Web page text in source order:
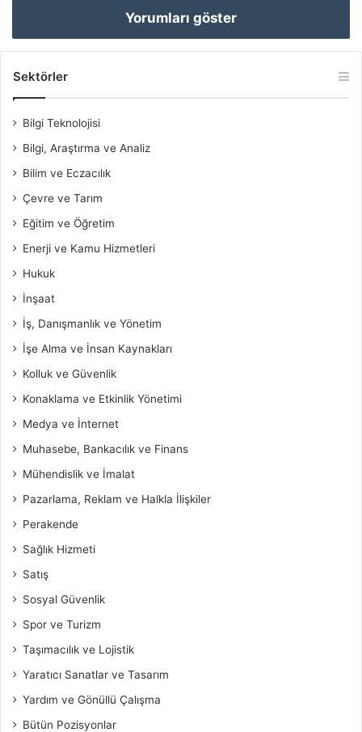
Yorumları göster
Sektörler
Bilgi Teknolojisi
Bilgi, Araştırma ve Analiz
Bilim ve Eczacılık
Çevre ve Tarım
Eğitim ve Öğretim
Enerji ve Kamu Hizmetleri
Hukuk
İnşaat
İş, Danışmanlık ve Yönetim
İşe Alma ve İnsan Kaynakları
Kolluk ve Güvenlik
Konaklama ve Etkinlik Yönetimi
Medya ve İnternet
Muhasebe, Bankacılık ve Finans
Mühendislik ve İmalat
Pazarlama, Reklam ve Halkla İlişkiler
Perakende
Sağlık Hizmeti
Satış
Sosyal Güvenlik
Spor ve Turizm
Taşımacılık ve Lojistik
Yaratıcı Sanatlar ve Tasarım
Yardım ve Gönüllü Çalışma
Bütün Pozisyonlar